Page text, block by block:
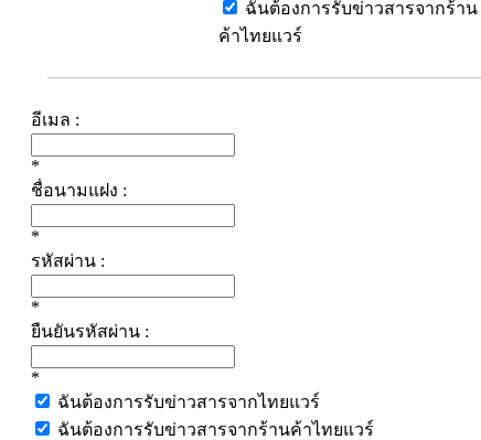
ฉันต้องการรับข่าวสารจากร้าน
ค้าไทยแวร์
อีเมล :
*
ชื่อนามแฝง :
*
รหัสผ่าน :
*
ยืนยันรหัสผ่าน :
*
ฉันต้องการรับข่าวสารจากไทยแวร์
ฉันต้องการรับข่าวสารจากร้านค้าไทยแวร์